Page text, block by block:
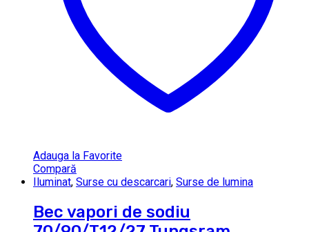
Adauga la Favorite
Compară
Iluminat, Surse cu descarcari, Surse de lumina
Bec vapori de sodiu